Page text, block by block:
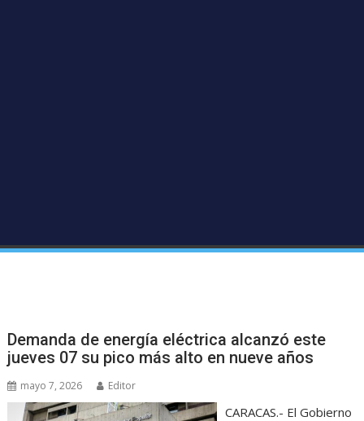
Demanda de energía eléctrica alcanzó este
jueves 07 su pico más alto en nueve años
mayo 7, 2026 Editor
CARACAS.- El Gobierno